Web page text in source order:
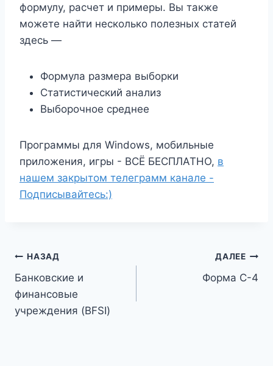
формулу, расчет и примеры. Вы также
можете найти несколько полезных статей
здесь —
Формула размера выборки
Статистический анализ
Выборочное среднее
Программы для Windows, мобильные
приложения, игры - ВСЁ БЕСПЛАТНО, в
нашем закрытом телеграмм канале -
Подписывайтесь:)
Навигация
по
записям
НАЗАД
Банковские и
финансовые
учреждения (BFSI)
ДАЛЕЕ
Форма С-4